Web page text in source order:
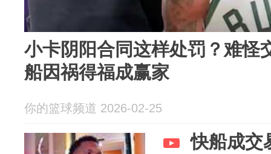
小卡阴阳合同这样处罚？难怪
船因祸得福成赢家
你的篮球频道 2026-02-25
快船成交